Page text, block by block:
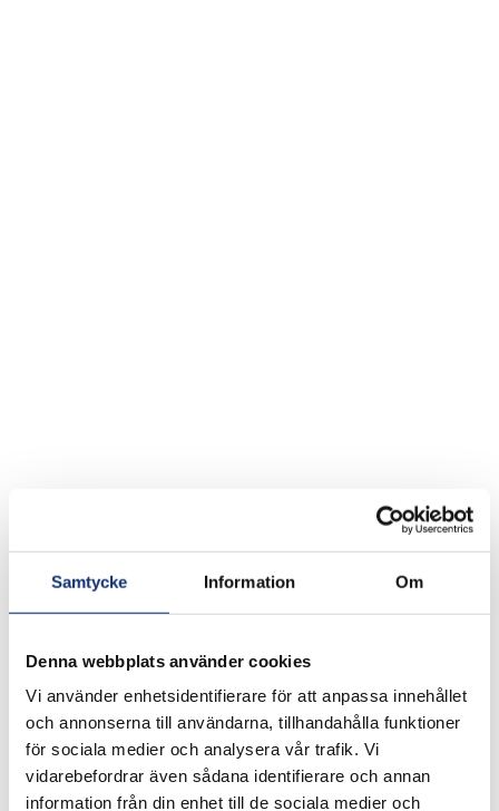
Samtycke Information Om
Denna webbplats använder cookies
Vi använder enhetsidentifierare för att anpassa innehållet
och annonserna till användarna, tillhandahålla funktioner
för sociala medier och analysera vår trafik. Vi
vidarebefordrar även sådana identifierare och annan
information från din enhet till de sociala medier och